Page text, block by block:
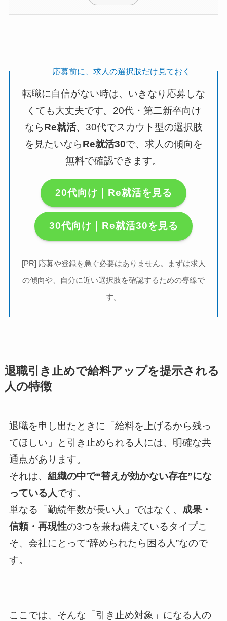
応募前に、求人の選択肢だけ見ておく
転職に自信がない時は、いきなり応募しな
くても大丈夫です。20代・第二新卒向け
ならRe就活、30代でスカウト型の選択肢
を見たいならRe就活30で、求人の傾向を
無料で確認できます。
20代向け｜Re就活を見る
30代向け｜Re就活30を見る
[PR] 応募や登録を急ぐ必要はありません。まずは求人
の傾向や、自分に近い選択肢を確認するための導線で
す。
退職引き止めで給料アップを提示される
人の特徴
退職を申し出たときに「給料を上げるから残っ
てほしい」と引き止められる人には、明確な共
通点があります。
それは、 組織の中で“替えが効かない存在”にな
っている人です。
単なる「勤続年数が長い人」ではなく、 成果・
信頼・再現性の3つを兼ね備えているタイプこ
そ、会社にとって“辞められたら困る人”なので
す。
ここでは、そんな「引き止め対象」になる人の